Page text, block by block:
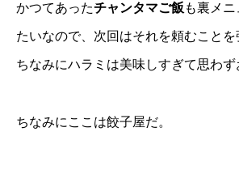
かつてあったチャンタマご飯 も裏メ
たいなので、次回はそれを頼むことを
ちなみにハラミは美味しすぎて思わず
ちなみにここは餃子屋だ。